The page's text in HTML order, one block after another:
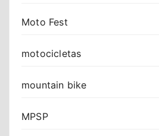
Moto Fest
motocicletas
mountain bike
MPSP